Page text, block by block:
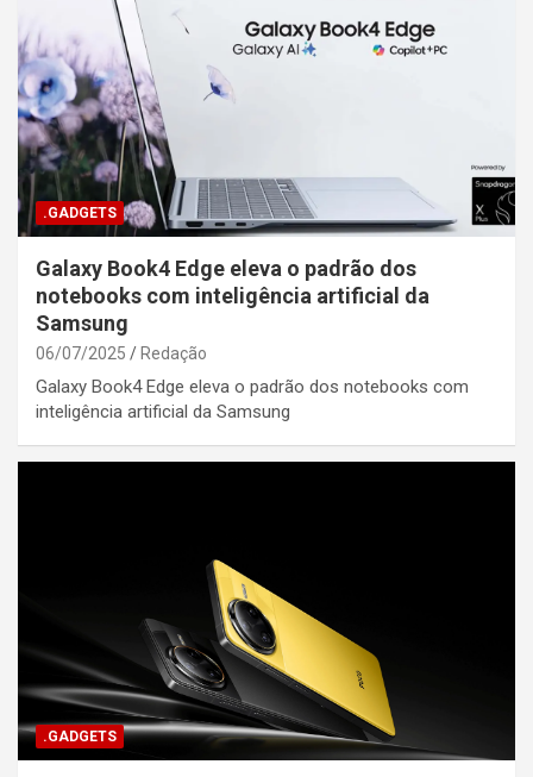
.GADGETS
Galaxy Book4 Edge eleva o padrão dos
notebooks com inteligência artificial da
Samsung
06/07/2025 Redação
Galaxy Book4 Edge eleva o padrão dos notebooks com
inteligência artificial da Samsung
.GADGETS